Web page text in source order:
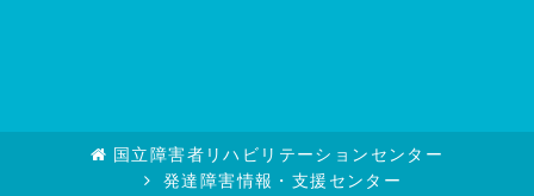
国立障害者リハビリテーションセンター
発達障害情報・支援センター